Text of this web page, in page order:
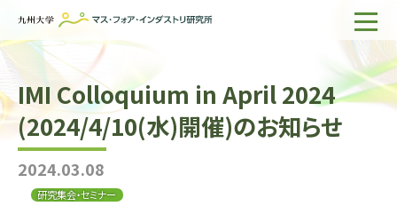
ホーム
IMIについて
組織・所員
研究活動
IMI Colloquium in April 2024
(2024/4/10(水)開催)のお知らせ
2024.03.08
研究集会・セミナー